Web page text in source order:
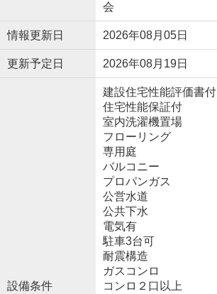
会
情報更新日 2026年08月05日
更新予定日 2026年08月19日
設備条件
建設住宅性能評価書付
住宅性能保証付
室内洗濯機置場
フローリング
専用庭
バルコニー
プロパンガス
公営水道
公共下水
電気有
駐車3台可
耐震構造
ガスコンロ
コンロ２口以上